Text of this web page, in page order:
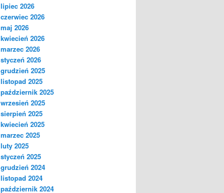
lipiec 2026
czerwiec 2026
maj 2026
kwiecień 2026
marzec 2026
styczeń 2026
grudzień 2025
listopad 2025
październik 2025
wrzesień 2025
sierpień 2025
kwiecień 2025
marzec 2025
luty 2025
styczeń 2025
grudzień 2024
listopad 2024
październik 2024